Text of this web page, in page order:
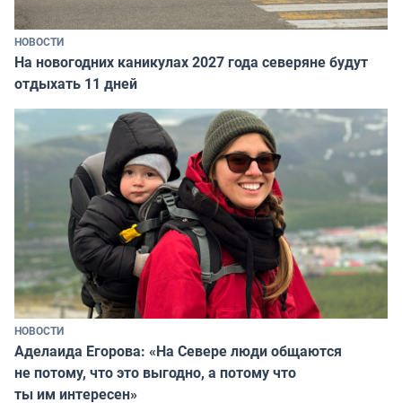
НОВОСТИ
На новогодних каникулах 2027 года северяне будут
отдыхать 11 дней
НОВОСТИ
Аделаида Егорова: «На Севере люди общаются
не потому, что это выгодно, а потому что
ты им интересен»